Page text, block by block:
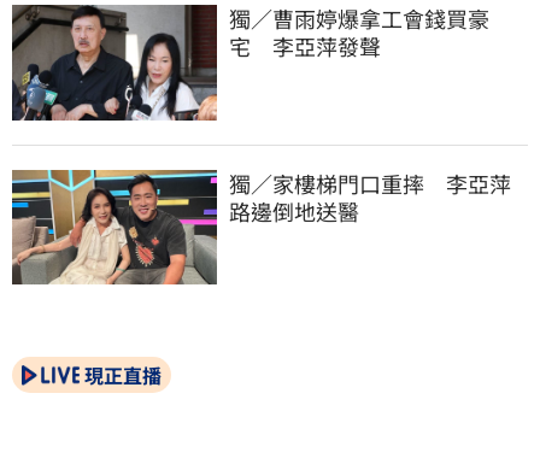
獨／曹雨婷爆拿工會錢買豪
宅　李亞萍發聲
獨／家樓梯門口重摔　李亞萍
路邊倒地送醫
現正直播